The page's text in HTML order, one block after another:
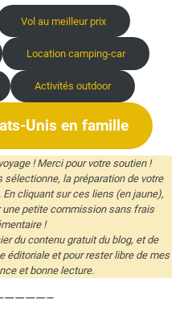
le colorado?
vous de voir ou
faire absolument avec
(visite, façon de
« galères » et si oui
vous prises pour
des enfants (santé,
vous mis dans la
pour d’autres
un voyage en famille
Vol au meilleur prix
Location camping-car
Activités outdoor
Unis en famille
! Merci pour votre soutien !
la préparation de votre
cliquant sur ces liens (en jaune),
une petite commission sans frais
!
du contenu gratuit du blog, et de
éditoriale et pour rester libre de mes
et bonne lecture.